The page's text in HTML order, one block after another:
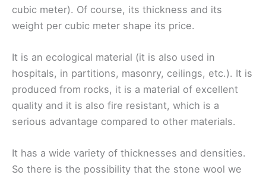
cubic meter). Of course, its thickness and its
weight per cubic meter shape its price.
It is an ecological material (it is also used in
hospitals, in partitions, masonry, ceilings, etc.). It is
produced from rocks, it is a material of excellent
quality and it is also fire resistant, which is a
serious advantage compared to other materials.
It has a wide variety of thicknesses and densities.
So there is the possibility that the stone wool we